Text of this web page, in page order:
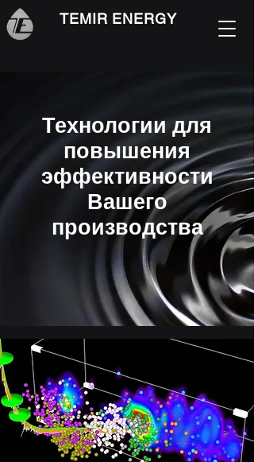
TEMIR ENERGY
Технологии для
повышения
эффективности
Вашего
производства